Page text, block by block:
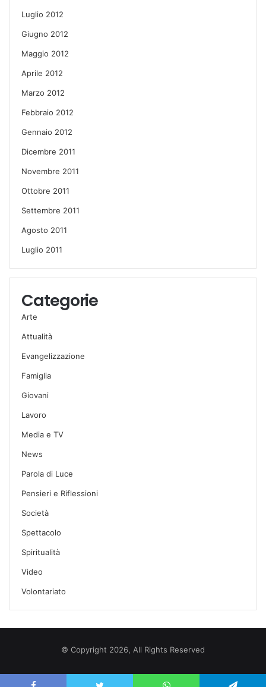
Luglio 2012
Giugno 2012
Maggio 2012
Aprile 2012
Marzo 2012
Febbraio 2012
Gennaio 2012
Dicembre 2011
Novembre 2011
Ottobre 2011
Settembre 2011
Agosto 2011
Luglio 2011
Categorie
Arte
Attualità
Evangelizzazione
Famiglia
Giovani
Lavoro
Media e TV
News
Parola di Luce
Pensieri e Riflessioni
Società
Spettacolo
Spiritualità
Video
Volontariato
© Copyright 2026, All Rights Reserved